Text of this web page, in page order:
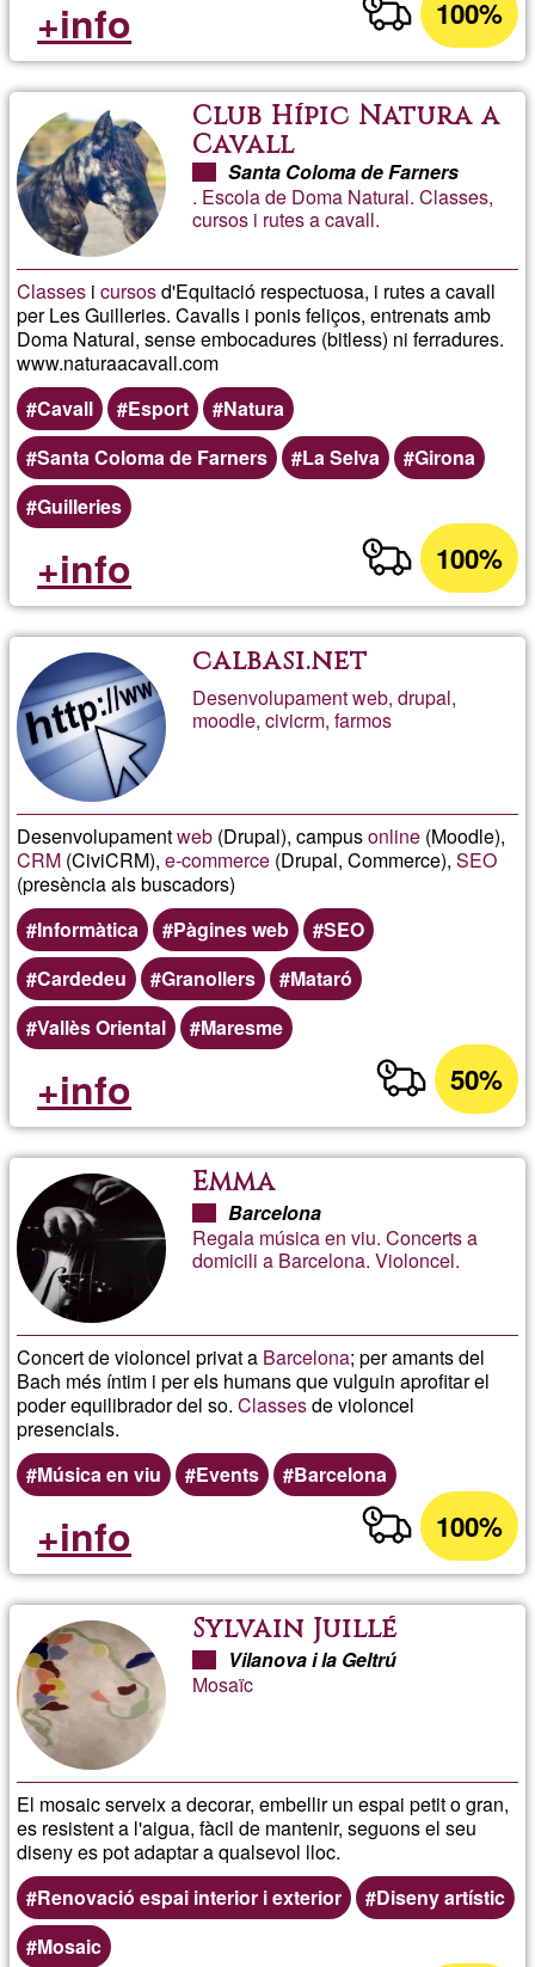
100%
+info
Club Hípic Natura a
Cavall
Santa Coloma de Farners
. Escola de Doma Natural. Classes,
cursos i rutes a cavall.
Classes icursosd'Equitació respectuosa, i rutes a cavall
per Les Guilleries. Cavalls i ponis feliços, entrenats amb
Doma Natural, sense embocadures (bitless) ni ferradures.
www.naturaacavall.com
Cavall
Esport
Natura
Santa Coloma de Farners
La Selva
Girona
Guilleries
100%
+info
calbasi.net
Desenvolupament web, drupal,
moodle, civicrm, farmos
Desenvolupamentweb (Drupal), campusonline (Moodle),
CRM (CiviCRM),e-commerce (Drupal, Commerce),SEO
(presència als buscadors)
Informàtica
Pàgines web
SEO
Cardedeu
Granollers
Mataró
Vallès Oriental
Maresme
50%
+info
Emma
Barcelona
Regala música en viu. Concerts a
domicili a Barcelona. Violoncel.
Concert de violoncel privat a Barcelona; per amants del
Bach més íntim i per els humans que vulguin aprofitar el
poder equilibrador del so.Classesde violoncel
presencials.
Música en viu
Events Barcelona
100%
+info
Sylvain Juillé
Vilanova i la Geltrú
Mosaïc
El mosaic serveix a decorar, embellir un espai petit o gran,
es resistent a l'aigua, fàcil de mantenir, seguons el seu
diseny es pot adaptar a qualsevol lloc.
Renovació espai interior i exterior
Diseny artístic
Mosaic